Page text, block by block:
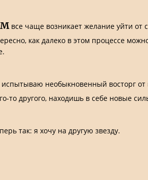
все чаще возникает желание уйти от
как далеко в этом процессе
необыкновенный восторг от
то другого, находишь в себе новые
так: я хочу на другую звезду.